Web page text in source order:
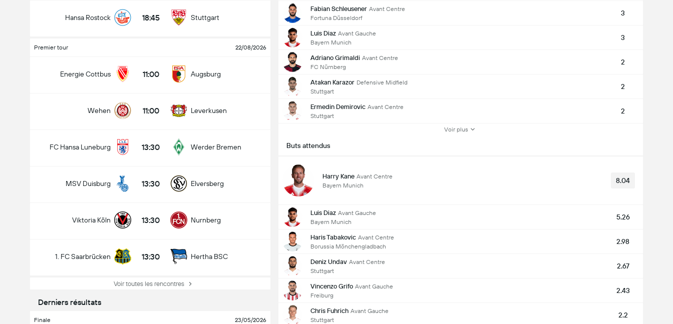
Hansa Rostock 18:45 Stuttgart
Premier tour 22/08/2026
Energie Cottbus 11:00 Augsburg
Wehen 11:00 Leverkusen
FC Hansa Luneburg 13:30 Werder Bremen
MSV Duisburg 13:30 Elversberg
Viktoria Köln 13:30 Nurnberg
1. FC Saarbrücken 13:30 Hertha BSC
Voir toutes les rencontres
Derniers résultats
Finale 23/05/2026
Fabian Schleusener Avant Centre
Fortuna Düsseldorf
3
Luis Diaz Avant Gauche
Bayern Munich
3
Adriano Grimaldi Avant Centre
FC Nürnberg
2
Atakan Karazor Defensive Midfield
Stuttgart
2
Ermedin Demirovic Avant Centre
Stuttgart
2
Voir plus
Buts attendus
Harry Kane Avant Centre
Bayern Munich
8.04
Luis Diaz Avant Gauche
Bayern Munich
5.26
Haris Tabakovic Avant Centre
Borussia Mönchengladbach
2.98
Deniz Undav Avant Centre
Stuttgart
2.67
Vincenzo Grifo Avant Gauche
Freiburg
2.43
Chris Fuhrich Avant Gauche
Stuttgart
2.2